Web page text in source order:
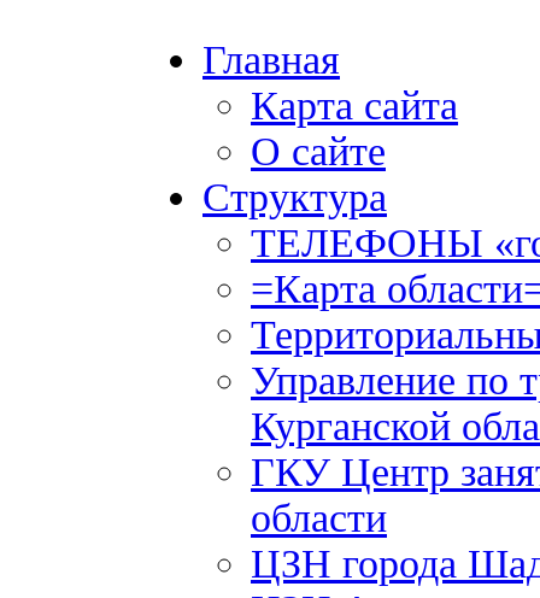
Главная
Карта сайта
О сайте
Структура
ТЕЛЕФОНЫ
=Карта
Управление по
Курганской
ГКУ Центр
области
ЦЗН города